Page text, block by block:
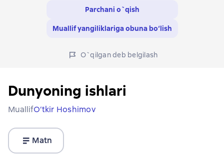
Parchani o`qish
Muallif yangiliklariga obuna bo‘lish
O`qilgan deb belgilash
Dunyoning ishlari
MuallifO‘tkir Hoshimov
Matn